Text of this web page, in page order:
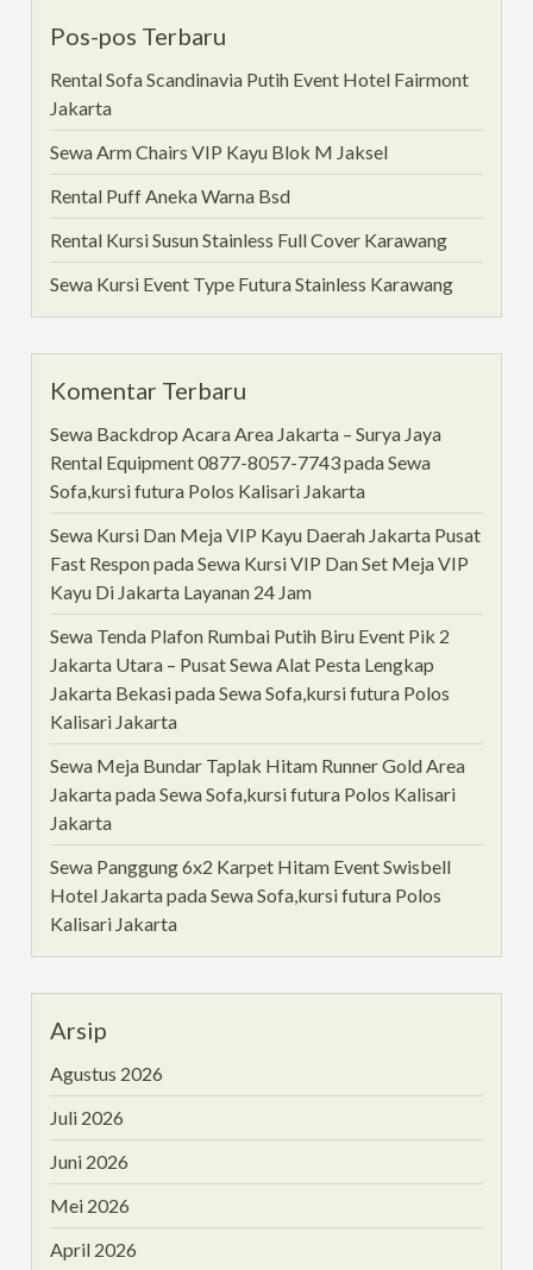
Pos-pos Terbaru
Rental Sofa Scandinavia Putih Event Hotel Fairmont
Jakarta
Sewa Arm Chairs VIP Kayu Blok M Jaksel
Rental Puff Aneka Warna Bsd
Rental Kursi Susun Stainless Full Cover Karawang
Sewa Kursi Event Type Futura Stainless Karawang
Komentar Terbaru
Sewa Backdrop Acara Area Jakarta – Surya Jaya
Rental Equipment 0877-8057-7743padaSewa
Sofa,kursi futura Polos Kalisari Jakarta
Sewa Kursi Dan Meja VIP Kayu Daerah Jakarta Pusat
Fast ResponpadaSewa Kursi VIP Dan Set Meja VIP
Kayu Di Jakarta Layanan 24 Jam
Sewa Tenda Plafon Rumbai Putih Biru Event Pik 2
Jakarta Utara – Pusat Sewa Alat Pesta Lengkap
Jakarta BekasipadaSewa Sofa,kursi futura Polos
Kalisari Jakarta
Sewa Meja Bundar Taplak Hitam Runner Gold Area
JakartapadaSewa Sofa,kursi futura Polos Kalisari
Jakarta
Sewa Panggung 6x2 Karpet Hitam Event Swisbell
Hotel JakartapadaSewa Sofa,kursi futura Polos
Kalisari Jakarta
Arsip
Agustus 2026
Juli 2026
Juni 2026
Mei 2026
April 2026